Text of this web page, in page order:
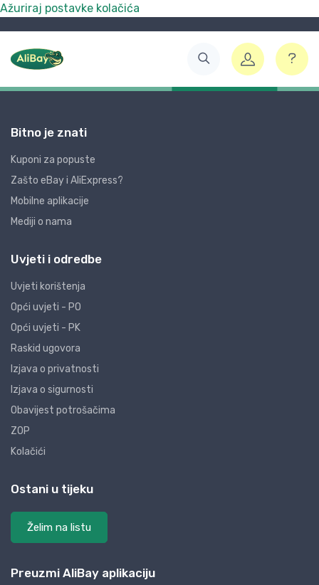
Ažuriraj postavke kolačića
Bitno je znati
Kuponi za popuste
Zašto eBay i AliExpress?
Mobilne aplikacije
Mediji o nama
Uvjeti i odredbe
Uvjeti korištenja
Opći uvjeti - PO
Opći uvjeti - PK
Raskid ugovora
Izjava o privatnosti
Izjava o sigurnosti
Obavijest potrošačima
ZOP
Kolačići
Ostani u tijeku
Želim na listu
Preuzmi AliBay aplikaciju